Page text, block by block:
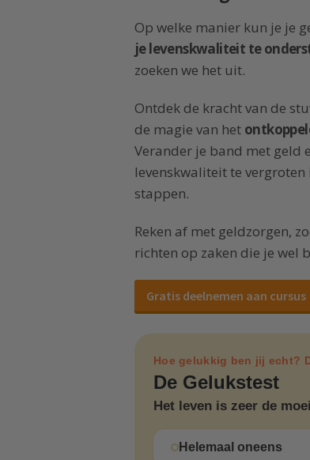
Op welke manier kun je je
je levenskwaliteit te
zoeken we het uit.
Ontdek de kracht van de
de magie van het
Verander je band met geld
levenskwaliteit te
stappen.
Reken af met geldzorgen,
richten op zaken die je wel
Gratis deelnemen aan cursus
Hoe gelukkig ben jij echt?
De Gelukstest
Het leven is zeer de
Helemaal oneens